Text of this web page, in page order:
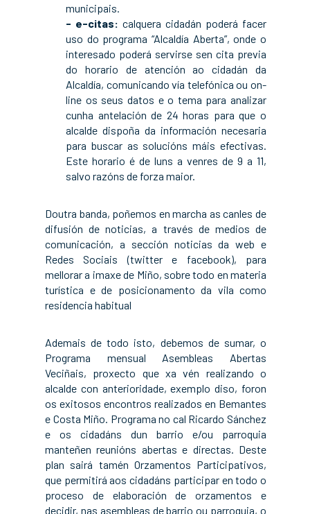
municipais.
- e-citas: calquera cidadán poderá facer
uso do programa “Alcaldía Aberta”, onde o
interesado poderá servirse sen cita previa
do horario de atención ao cidadán da
Alcaldía, comunicando vía telefónica ou on-
line os seus datos e o tema para analizar
cunha antelación de 24 horas para que o
alcalde dispoña da información necesaria
para buscar as solucións máis efectivas.
Este horario é de luns a venres de 9 a 11,
salvo razóns de forza maior.
Doutra banda, poñemos en marcha as canles de
difusión de noticias, a través de medios de
comunicación, a sección noticias da web e
Redes Sociais (twitter e facebook), para
mellorar a imaxe de Miño, sobre todo en materia
turística e de posicionamento da vila como
residencia habitual
Ademais de todo isto, debemos de sumar, o
Programa mensual Asembleas Abertas
Veciñais, proxecto que xa vén realizando o
alcalde con anterioridade, exemplo diso, foron
os exitosos encontros realizados en Bemantes
e Costa Miño. Programa no cal Ricardo Sánchez
e os cidadáns dun barrio e/ou parroquia
manteñen reunións abertas e directas. Deste
plan sairá tamén Orzamentos Participativos,
que permitirá aos cidadáns participar en todo o
proceso de elaboración de orzamentos e
decidir, nas asembleas de barrio ou parroquia, o